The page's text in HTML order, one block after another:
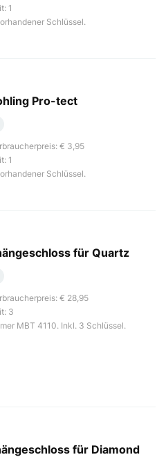
1
Schlüssel.
Pro-tect
€ 3,95
1
Schlüssel.
für Quartz
€ 28,95
3
MBT 4110. Inkl. 3 Schlüssel.
für Diamond